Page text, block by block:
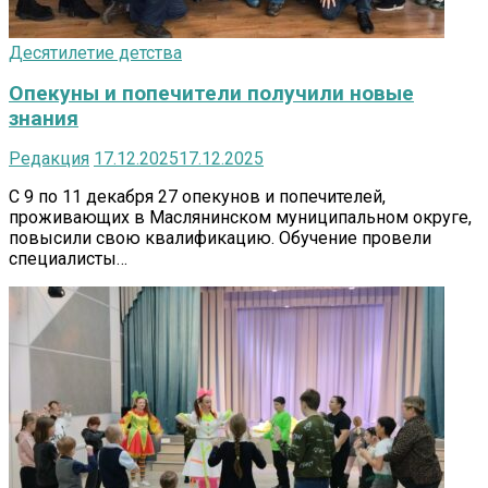
Десятилетие детства
Опекуны и попечители получили новые
знания
Редакция 17.12.202517.12.2025
С 9 по 11 декабря 27 опекунов и попечителей,
проживающих в Маслянинском муниципальном округе,
повысили свою квалификацию. Обучение провели
специалисты…